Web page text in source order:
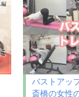
バストアッ
斎橋の女性